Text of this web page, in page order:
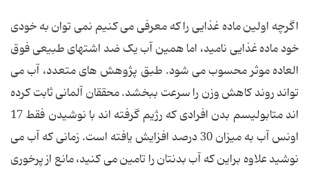
اگرچه اولین ماده غذایی را که معرفی می کنیم نمی توان به خودی
خود ماده غذایی نامید، اما همین آب یک ضد اشتهای طبیعی فوق
العاده موثر محسوب می شود. طبق پژوهش های متعدد، آب می
تواند روند کاهش وزن را سرعت ببخشد. محققان آلمانی ثابت کرده
اند متابولیسم بدن افرادی که رژیم گرفته اند با نوشیدن فقط 17
اونس آب به میزان 30 درصد افزایش یافته است. زمانی که آب می
نوشید علاوه براین که آب بدنتان را تامین می کنید، مانع از پرخوری